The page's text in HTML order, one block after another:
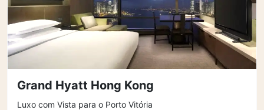
Grand Hyatt Hong Kong
Luxo com Vista para o Porto Vitória